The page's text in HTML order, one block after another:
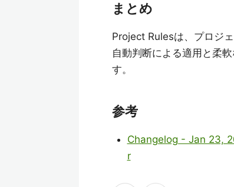
まとめ
Project Rulesは、プロジ
自動判断による適用と柔
す。
参考
Changelog - Jan 23,
r